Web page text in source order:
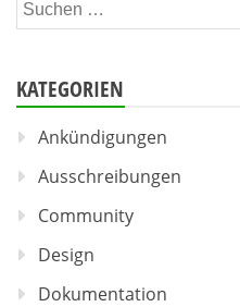
nach:
KATEGORIEN
Ankündigungen
Ausschreibungen
Community
Design
Dokumentation